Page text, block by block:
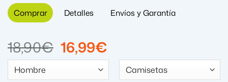
Comprar Detalles Envíos y Garantía
18,90€ El
precio
original
16,99€
precio
actual